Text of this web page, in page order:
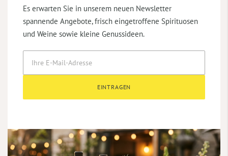
Es erwarten Sie in unserem neuen Newsletter
spannende Angebote, frisch eingetroffene Spirituosen
und Weine sowie kleine Genussideen.
EINTRAGEN